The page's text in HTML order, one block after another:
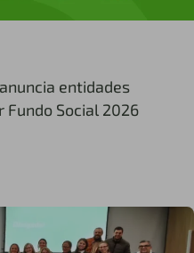
entidades
Social 2026